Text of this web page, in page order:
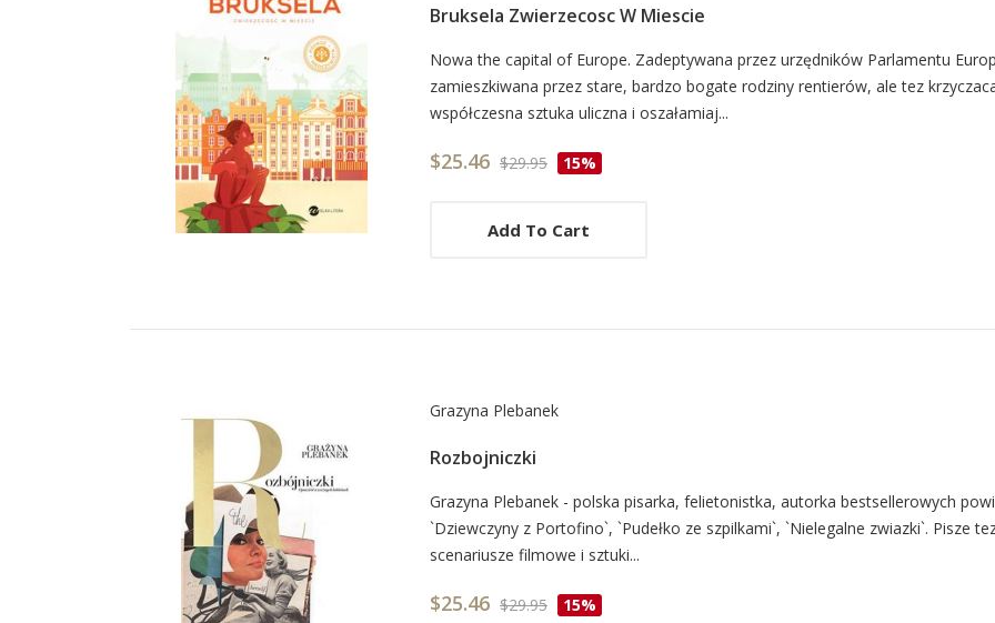
Bruksela Zwierzecosc W Miescie
Card
List
Article
Nowa the capital of Europe. Zadeptywana przez urzędników Parlamentu
zamieszkiwana przez stare, bardzo bogate rodziny rentierów, ale tez
współczesna sztuka uliczna i oszałamiaj...
$25.46 $29.95 15%
Add To Cart
Grazyna Plebanek
Rozbojniczki
Card
List
Article
Grazyna Plebanek - polska pisarka, felietonistka, autorka bestsellerowych
`Dziewczyny z Portofino`, `Pudełko ze szpilkami`, `Nielegalne zwiazki`. Pisze
scenariusze filmowe i sztuki...
$25.46 $29.95 15%